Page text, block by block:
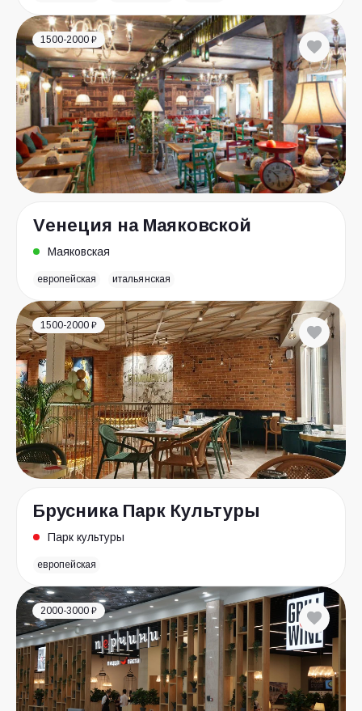
1500-2000 ₽
Vенеция на Маяковской
Маяковская
европейская итальянская
1500-2000 ₽
Брусника Парк Культуры
Парк культуры
европейская
2000-3000 ₽